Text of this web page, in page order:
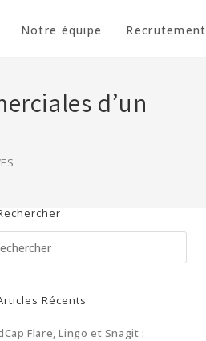
Notre équipe Recrutement
d’un
Récents
Flare, Lingo et Snagit :